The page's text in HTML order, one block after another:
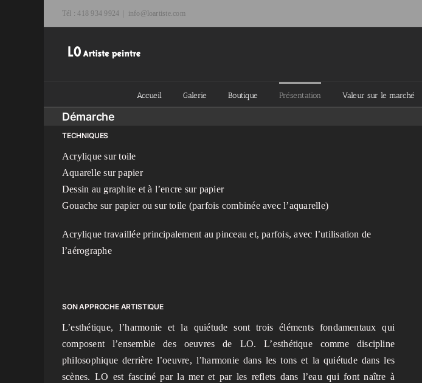
Tél : 418 934 9924 info@loartiste.com
Accueil Galerie Boutique Présentation Valeur sur le marché
Démarche
TECHNIQUES
Acrylique sur toile
Aquarelle sur papier
Dessin au graphite et à l’encre sur papier
Gouache sur papier ou sur toile (parfois combinée avec l’aquarelle)
Acrylique travaillée principalement au pinceau et, parfois, avec l’utilisation de
l’aérographe
SON APPROCHE ARTISTIQUE
L’esthétique, l’harmonie et la quiétude sont trois éléments fondamentaux qui
composent l’ensemble des oeuvres de LO. L’esthétique comme discipline
philosophique derrière l’oeuvre, l’harmonie dans les tons et la quiétude dans les
scènes. LO est fasciné par la mer et par les reflets dans l’eau qui font naître à